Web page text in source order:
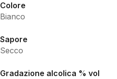
Colore
Bianco
Sapore
Secco
Gradazione alcolica % vol